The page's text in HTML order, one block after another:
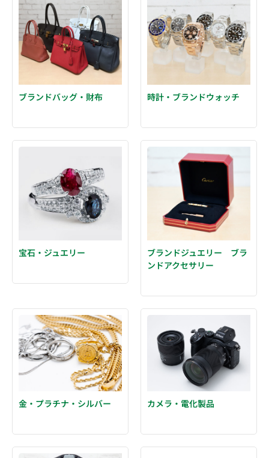
ブランドバッグ・財布 時計・ブランドウォッチ
宝石・ジュエリー
ブランドジュエリー ブラ
ンドアクセサリー
金・プラチナ・シルバー カメラ・電化製品